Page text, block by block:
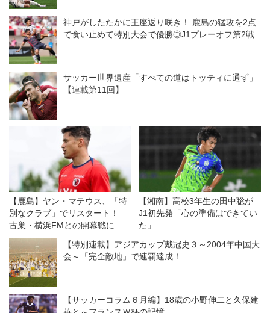
神戸がしたたかに王座返り咲き！ 鹿島の猛攻を2点
で食い止めて特別大会で優勝◎J1プレーオフ第2戦
サッカー世界遺産「すべての道はトッティに通ず」
【連載第11回】
【鹿島】ヤン・マテウス、「特
別なクラブ」でリスタート！
古巣・横浜FMとの開幕戦に向
けては「感情的な試合になる」
が「勝利を求めたい！」
【湘南】高校3年生の田中聡が
J1初先発「心の準備はできてい
た」
【特別連載】アジアカップ戴冠史３～2004年中国大
会～「完全敵地」で連覇達成！
【サッカーコラム６月編】18歳の小野伸二と久保建